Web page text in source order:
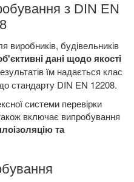
з DIN EN
виробників, будівельників
дані щодо якості
їм надається клас
стандарту DIN EN 12208.
системи перевірки
включає випробування
та